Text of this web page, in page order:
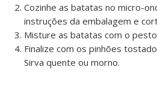
Cozinhe as batatas no micro-
instruções da embalagem e
Misture as batatas com o
Finalize com os pinhões
Sirva quente ou morno.